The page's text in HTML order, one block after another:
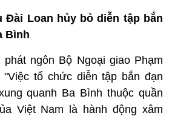
Đài Loan hủy bỏ diễn tập bắn
Bình
ngôn Bộ Ngoại giao Phạm
tổ chức diễn tập bắn đạn
quanh Ba Bình thuộc quần
Việt Nam là hành động xâm